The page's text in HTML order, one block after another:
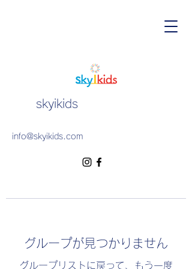
skyikids
info@skyikids.com
グループが見つかりません
グループリストに戻って、もう一度